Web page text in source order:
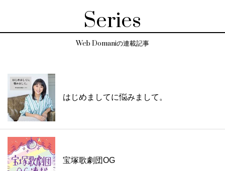
Series
Web Domaniの連載記事
はじめましてに悩みまして。
宝塚歌劇団OG